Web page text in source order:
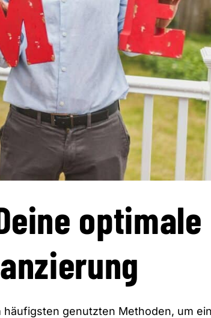
optimale
genutzten Methoden, um